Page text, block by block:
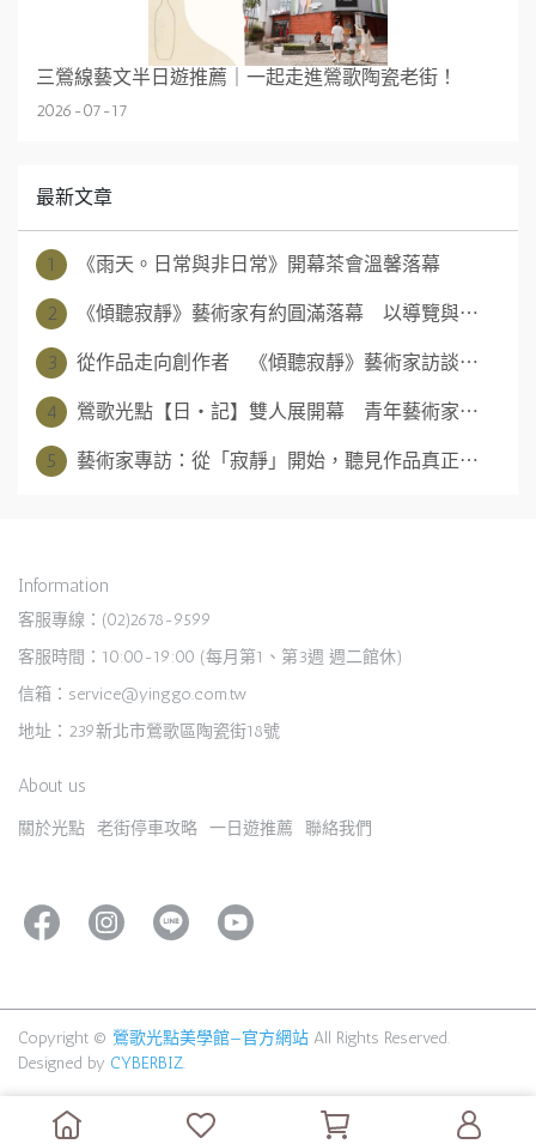
三鶯線藝文半日遊推薦｜一起走進鶯歌陶瓷老街！
2026-07-17
最新文章
1 《雨天。日常與非日常》開幕茶會溫馨落幕
2 《傾聽寂靜》藝術家有約圓滿落幕 以導覽與⋯
3 從作品走向創作者 《傾聽寂靜》藝術家訪談⋯
4 鶯歌光點【日‧記】雙人展開幕 青年藝術家⋯
5 藝術家專訪：從「寂靜」開始，聽見作品真正⋯
Information
客服專線：(02)2678-9599
客服時間：10:00-19:00 (每月第1、第3週 週二館休)
信箱：service@yinggo.com.tw
地址：239新北市鶯歌區陶瓷街18號
About us
關於光點 老街停車攻略 一日遊推薦 聯絡我們
Copyright © 鶯歌光點美學館—官方網站 All Rights Reserved.
Designed by CYBERBIZ.